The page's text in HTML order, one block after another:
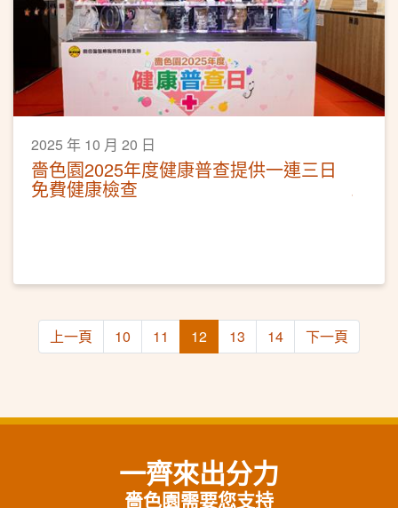
2025 年 10 月 20 日
嗇色園2025年度健康普查提供一連三日
免費健康檢查
上一頁 10 11 12 13 14 下一頁
一齊來出分力
嗇色園需要您支持